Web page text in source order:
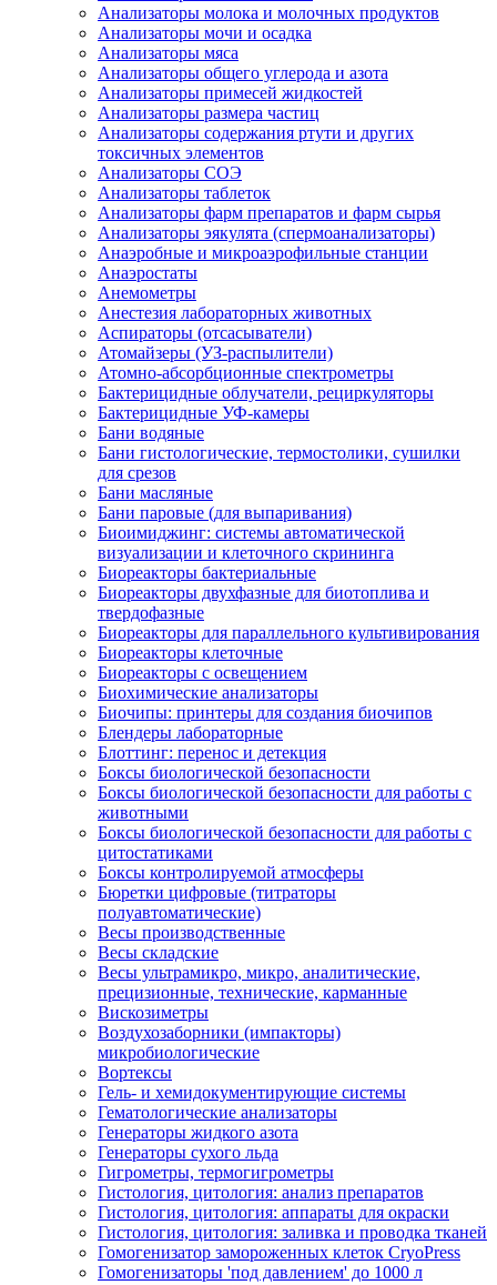
Анализаторы молока и молочных продуктов
Анализаторы мочи и осадка
Анализаторы мяса
Анализаторы общего углерода и азота
Анализаторы примесей жидкостей
Анализаторы размера частиц
Анализаторы содержания ртути и других
токсичных элементов
Анализаторы СОЭ
Анализаторы таблеток
Анализаторы фарм препаратов и фарм сырья
Анализаторы эякулята (спермоанализаторы)
Анаэробные и микроаэрофильные станции
Анаэростаты
Анемометры
Анестезия лабораторных животных
Аспираторы (отсасыватели)
Атомайзеры (УЗ-распылители)
Атомно-абсорбционные спектрометры
Бактерицидные облучатели, рециркуляторы
Бактерицидные УФ-камеры
Бани водяные
Бани гистологические, термостолики, сушилки
для срезов
Бани масляные
Бани паровые (для выпаривания)
Биоимиджинг: системы автоматической
визуализации и клеточного скрининга
Биореакторы бактериальные
Биореакторы двухфазные для биотоплива и
твердофазные
Биореакторы для параллельного культивирования
Биореакторы клеточные
Биореакторы с освещением
Биохимические анализаторы
Биочипы: принтеры для создания биочипов
Блендеры лабораторные
Блоттинг: перенос и детекция
Боксы биологической безопасности
Боксы биологической безопасности для работы с
животными
Боксы биологической безопасности для работы с
цитостатиками
Боксы контролируемой атмосферы
Бюретки цифровые (титраторы
полуавтоматические)
Весы производственные
Весы складские
Весы ультрамикро, микро, аналитические,
прецизионные, технические, карманные
Вискозиметры
Воздухозаборники (импакторы)
микробиологические
Вортексы
Гель- и хемидокументирующие системы
Гематологические анализаторы
Генераторы жидкого азота
Генераторы сухого льда
Гигрометры, термогигрометры
Гистология, цитология: анализ препаратов
Гистология, цитология: аппараты для окраски
Гистология, цитология: заливка и проводка тканей
Гомогенизатор замороженных клеток CryoPress
Гомогенизаторы 'под давлением' до 1000 л